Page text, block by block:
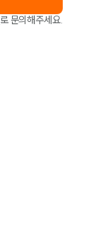
로 문의해주세요.